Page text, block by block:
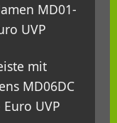
MD01-
UVP
mit
MD06DC
UVP